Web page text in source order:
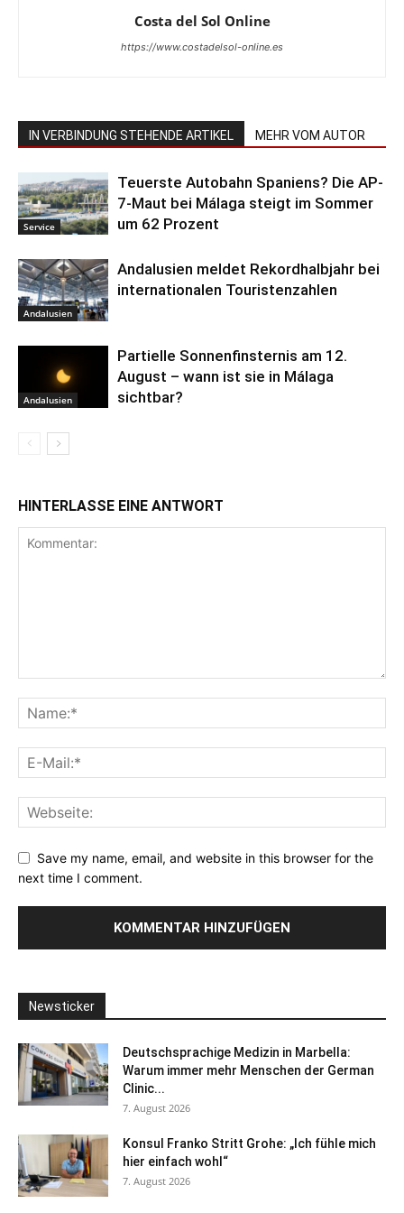
Costa del Sol Online
https://www.costadelsol-online.es
IN VERBINDUNG STEHENDE ARTIKEL MEHR VOM AUTOR
Service
Teuerste Autobahn Spaniens? Die AP-
7-Maut bei Málaga steigt im Sommer
um 62 Prozent
Andalusien
Andalusien meldet Rekordhalbjahr bei
internationalen Touristenzahlen
Andalusien
Partielle Sonnenfinsternis am 12.
August – wann ist sie in Málaga
sichtbar?
HINTERLASSE EINE ANTWORT
Save my name, email, and website in this browser for the
next time I comment.
Newsticker
Deutschsprachige Medizin in Marbella:
Warum immer mehr Menschen der German
Clinic...
7. August 2026
Konsul Franko Stritt Grohe: „Ich fühle mich
hier einfach wohl“
7. August 2026